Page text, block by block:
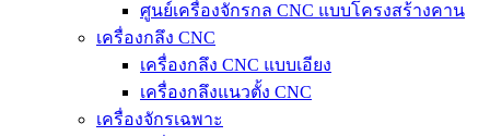
ศูนย์เครื่องจักรกล CNC แบบโครงสร้างคาน
เครื่องกลึง CNC
เครื่องกลึง CNC แบบเอียง
เครื่องกลึงแนวตั้ง CNC
เครื่องจักรเฉพาะ